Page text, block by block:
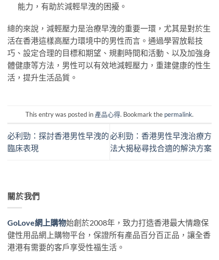
能力，有助於減輕早洩的困擾。
總的來說，減輕壓力是治療早洩的重要一環，尤其是對於生
活在香港這樣高壓力環境中的男性而言。通過學習放鬆技
巧、設定合理的目標和期望、規劃時間和活動、以及加強身
體健康等方法，男性可以有效地減輕壓力，重建健康的性生
活，提升生活品質。
This entry was posted in 產品心得. Bookmark the permalink.
必利勁：探討香港男性早洩的
臨床表現
必利勁：香港男性早洩治療方
法大揭秘尋找合適的解決方案
關於我們
GoLove網上購物始創於2008年，致力打造香港最大情趣保
健性用品網上購物平台，保證所有產品百分百正品，讓全香
港港有需要的客戶享受性福生活。